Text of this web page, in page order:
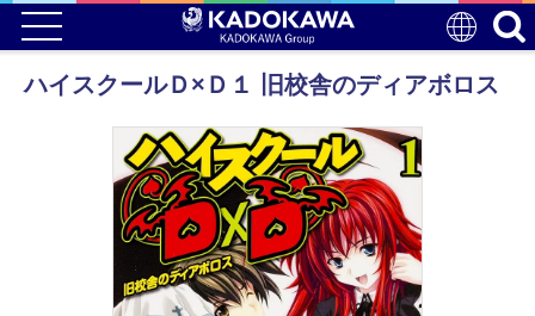
ハイスクールＤ×Ｄ１ 旧校舎のディアボロス